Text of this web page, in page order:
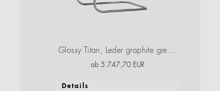
Glossy Titan, Leder graphite green, Buche graphite green, Hochglanzlack
ab 5.747,70 EUR
Details